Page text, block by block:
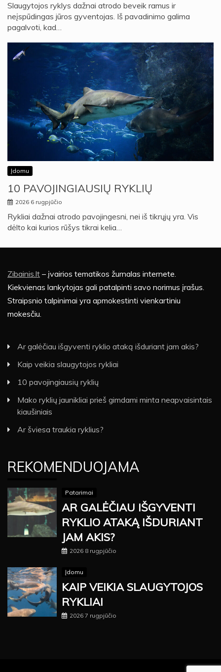
Slaugytojos ryklys dažnai atrodo beveik ramus ir
neįspūdingas jūros gyventojas. Iš pavadinimo galima
pagalvoti, kad…
Įdomu
10 PAVOJINGIAUSIŲ RYKLIŲ
2026 6 rugpjūčio
Rykliai dažnai atrodo pavojingesni, nei iš tikrųjų yra. Vis
dėlto kai kurios rūšys tikrai kelia…
Zibainis.lt – įvairios tematikos žurnalas internete.
Kiekvienas lankytojas gali patalpinti savo norimus įrašus.
Straipsnio talpinimai yra apmokestinti vienkartiniu
mokesčiu.
Ar galėčiau išgyventi ryklio ataką išduriant jam akis?
Kaip veikia slaugytojos rykliai
10 pavojingiausių ryklių
Mako ryklių jaunikliai prieš gimdami minta neapvaisintais
kiaušiniais
Ar šviesa traukia ryklius?
REKOMENDUOJAMA
Patarimai
AR GALĖČIAU IŠGYVENTI
RYKLIO ATAKĄ IŠDURIANT
JAM AKIS?
2026 8 rugpjūčio
Įdomu
KAIP VEIKIA SLAUGYTOJOS
RYKLIAI
2026 7 rugpjūčio